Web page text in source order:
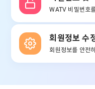
WATV 비밀번호
회원정보 수
회원정보를 안전